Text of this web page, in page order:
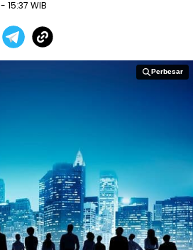
- 15:37 WIB
Perbesar
Perbesar